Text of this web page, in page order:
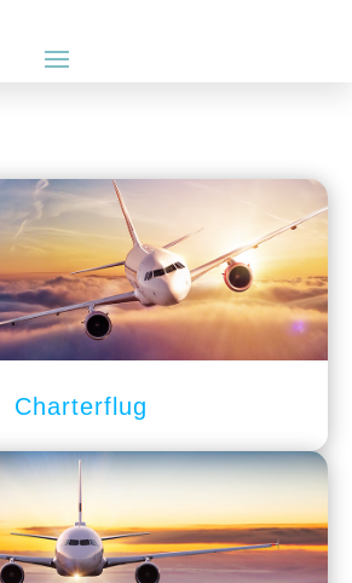
Charterflug